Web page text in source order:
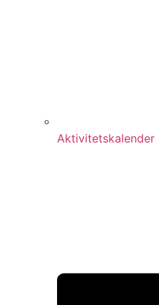
Aktivitetskalender